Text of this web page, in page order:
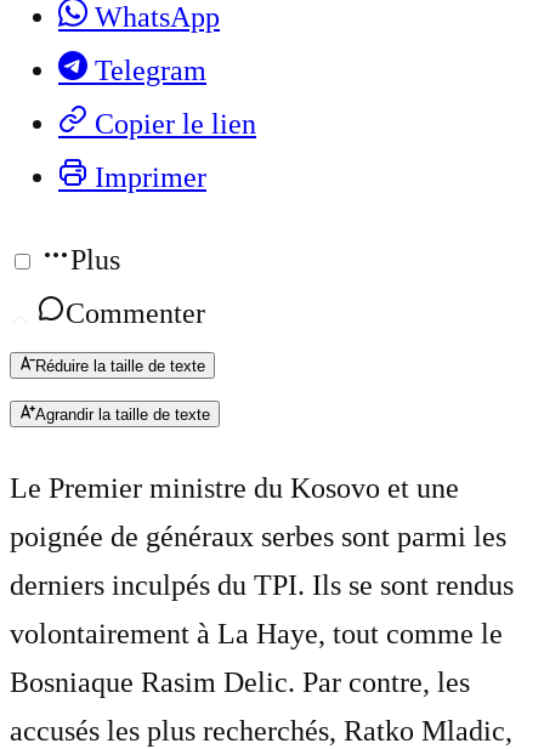
WhatsApp
Telegram
Copier le lien
Imprimer
Plus
Commenter
Réduire la taille de texte
Agrandir la taille de texte
Le Premier ministre du Kosovo et une
poignée de généraux serbes sont parmi les
derniers inculpés du TPI. Ils se sont rendus
volontairement à La Haye, tout comme le
Bosniaque Rasim Delic. Par contre, les
accusés les plus recherchés, Ratko Mladic,